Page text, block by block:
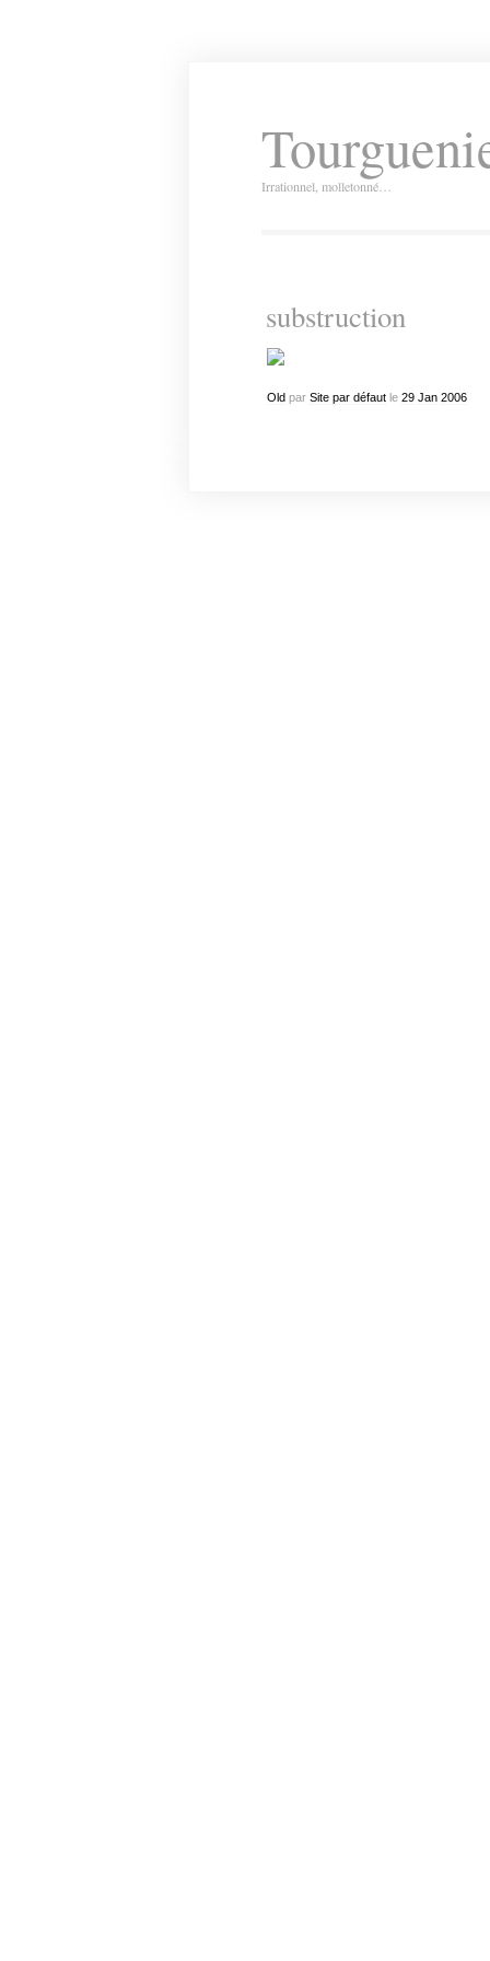
Irrationnel, molletonné…
substruction
Oldpar Site par défautle 29 Jan 2006